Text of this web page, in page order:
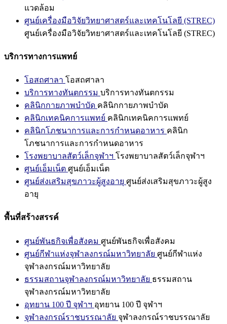
แวดล้อม
ศูนย์เครื่องมือวิจัยวิทยาศาสตร์และเทคโนโลยี (STREC)
ศูนย์เครื่องมือวิจัยวิทยาศาสตร์และเทคโนโลยี (STREC)
บริการทางการแพทย์
โอสถศาลา โอสถศาลา
บริการทางทันตกรรม บริการทางทันตกรรม
คลินิกกายภาพบำบัด คลินิกกายภาพบำบัด
คลินิกเทคนิคการแพทย์ คลินิกเทคนิคการแพทย์
คลินิกโภชนาการและการกำหนดอาหาร คลินิก
โภชนาการและการกำหนดอาหาร
โรงพยาบาลสัตว์เล็กจุฬาฯ โรงพยาบาลสัตว์เล็กจุฬาฯ
ศูนย์เอ็มเน็ต ศูนย์เอ็มเน็ต
ศูนย์ส่งเสริมสุขภาวะผู้สูงอายุ ศูนย์ส่งเสริมสุขภาวะผู้สูง
อายุ
พื้นที่สร้างสรรค์
ศูนย์พันธกิจเพื่อสังคม ศูนย์พันธกิจเพื่อสังคม
ศูนย์กีฬาแห่งจุฬาลงกรณ์มหาวิทยาลัย ศูนย์กีฬาแห่ง
จุฬาลงกรณ์มหาวิทยาลัย
ธรรมสถานจุฬาลงกรณ์มหาวิทยาลัย ธรรมสถาน
จุฬาลงกรณ์มหาวิทยาลัย
อุทยาน 100 ปี จุฬาฯ อุทยาน 100 ปี จุฬาฯ
จุฬาลงกรณ์ราชบรรณาลัย จุฬาลงกรณ์ราชบรรณาลัย